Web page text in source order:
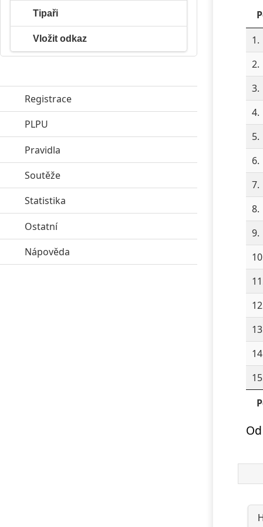
1.
2.
3.
4.
5.
6.
7.
8.
9.
Tipaři
Vložit odkaz
Registrace
PLPU
Pravidla
Soutěže
Statistika
Ostatníclick to expand contents
Nápověda